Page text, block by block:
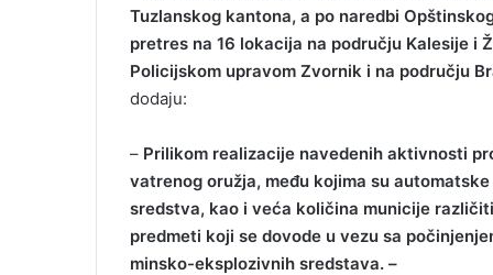
Tuzlanskog kantona, a po naredbi
pretres na 16 lokacija na području Kalesije i
Policijskom upravom Zvornik i na području
dodaju:
– Prilikom realizacije navedenih aktivnosti
vatrenog oružja, među kojima su
sredstva, kao i veća količina municije
predmeti koji se dovode u vezu sa
minsko-eksplozivnih sredstava. –